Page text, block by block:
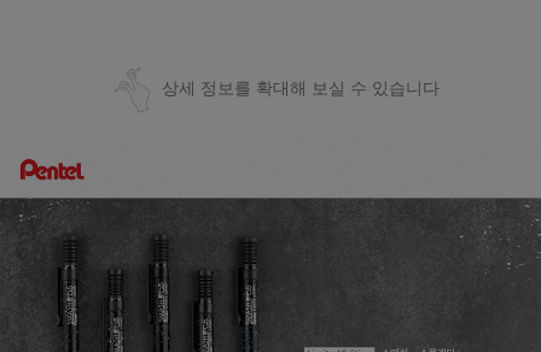
상세 정보를 확대해 보실 수 있습니다